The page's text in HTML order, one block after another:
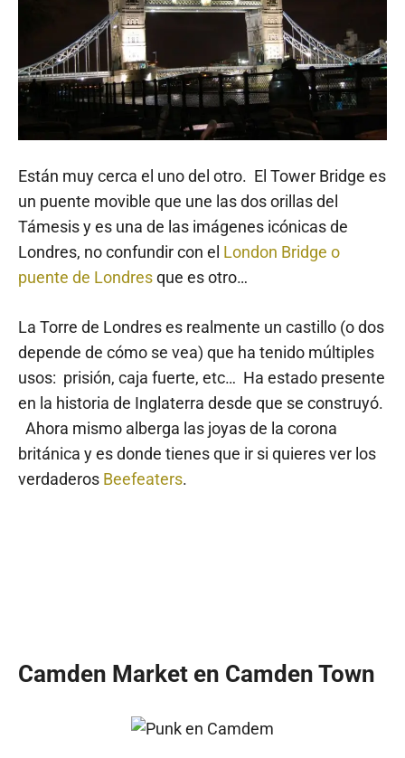
Están muy cerca el uno del otro. El Tower Bridge es
un puente movible que une las dos orillas del
Támesis y es una de las imágenes icónicas de
Londres, no confundir con el London Bridge o
puente de Londresque es otro…
La Torre de Londres es realmente un castillo (o dos
depende de cómo se vea) que ha tenido múltiples
usos: prisión, caja fuerte, etc… Ha estado presente
en la historia de Inglaterra desde que se construyó.
Ahora mismo alberga las joyas de la corona
británica y es donde tienes que ir si quieres ver los
verdaderos Beefeaters.
Camden Market en Camden Town